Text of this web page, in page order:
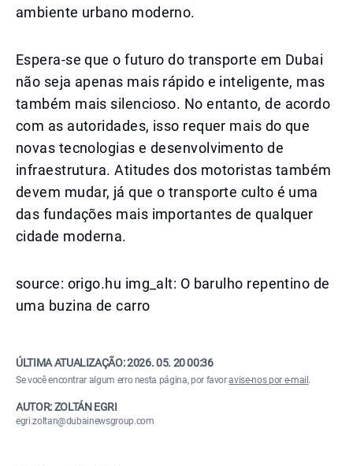
ambiente urbano moderno.
Espera-se que o futuro do transporte em Dubai
não seja apenas mais rápido e inteligente, mas
também mais silencioso. No entanto, de acordo
com as autoridades, isso requer mais do que
novas tecnologias e desenvolvimento de
infraestrutura. Atitudes dos motoristas também
devem mudar, já que o transporte culto é uma
das fundações mais importantes de qualquer
cidade moderna.
source: origo.hu img_alt: O barulho repentino de
uma buzina de carro
ÚLTIMA ATUALIZAÇÃO:2026. 05. 20 00:36
Se você encontrar algum erro nesta página, por favoravise-nos por e-mail .
AUTOR: ZOLTÁN EGRI
egri.zoltan@dubainewsgroup.com